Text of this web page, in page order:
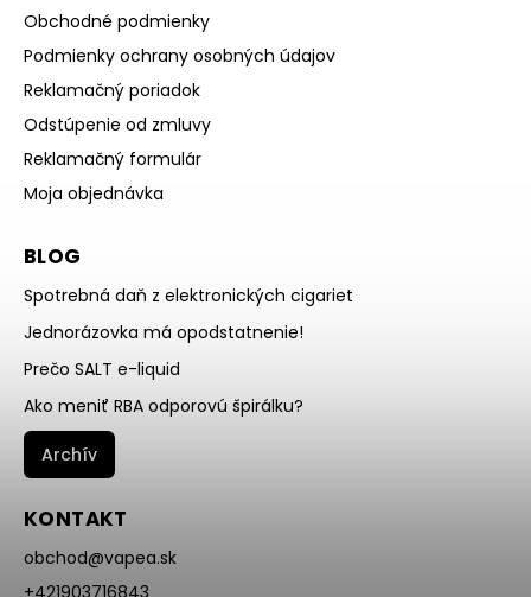
Obchodné podmienky
Podmienky ochrany osobných údajov
Reklamačný poriadok
Odstúpenie od zmluvy
Reklamačný formulár
Moja objednávka
BLOG
Spotrebná daň z elektronických cigariet
Jednorázovka má opodstatnenie!
Prečo SALT e-liquid
Ako meniť RBA odporovú špirálku?
Archív
KONTAKT
obchod@vapea.sk
+421903716843